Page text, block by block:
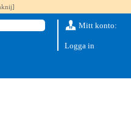
Mitt konto:
Logga in